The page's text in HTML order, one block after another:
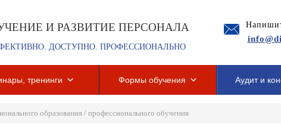
И РАЗВИТИЕ ПЕРСОНАЛА
ДОСТУПНО. ПРОФЕССИОНАЛЬНО
тренинги Формы обучения Аудит и
образования / профессионального обучения